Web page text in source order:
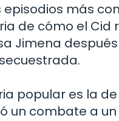
episodios más
de cómo el Cid
Jimena
popular es la
un combate a un